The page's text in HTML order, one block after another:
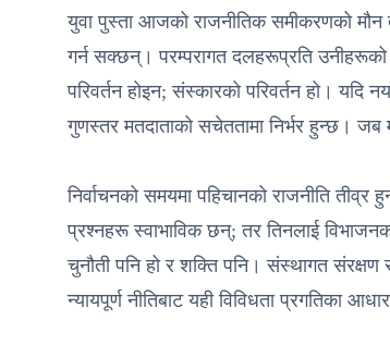
युवा पुस्ता आजको राजनीतिक समीकरणको
गर्न सक्छन्। परम्परागत दलहरूप्रति
परिवर्तन होइन; संस्कारको परिवर्तन हो। यदि
गुणस्तर मतदाताको सचेततामा निर्भर हुन्छ। जब
निर्वाचनको समयमा पहिचानको राजनीति
प्रश्नहरू स्वाभाविक छन्; तर तिनलाई
चुनौती पनि हो र शक्ति पनि। संस्थागत
न्यायपूर्ण नीतिबाट यही विविधता प्रगतिका